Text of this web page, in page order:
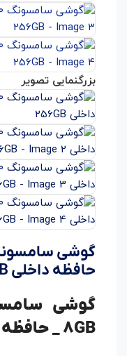
بزرگنمایی تصویر
حافظه داخلی 256GB
۸GB _ حافظه داخلی ۲۵۶GB